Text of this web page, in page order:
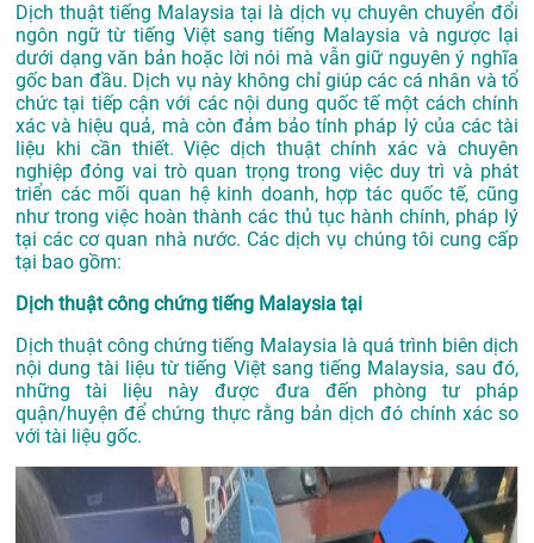
Dịch thuật tiếng Malaysia tại là dịch vụ chuyên chuyển đổi
ngôn ngữ từ tiếng Việt sang tiếng Malaysia và ngược lại
dưới dạng văn bản hoặc lời nói mà vẫn giữ nguyên ý nghĩa
gốc ban đầu. Dịch vụ này không chỉ giúp các cá nhân và tổ
chức tại tiếp cận với các nội dung quốc tế một cách chính
xác và hiệu quả, mà còn đảm bảo tính pháp lý của các tài
liệu khi cần thiết. Việc dịch thuật chính xác và chuyên
nghiệp đóng vai trò quan trọng trong việc duy trì và phát
triển các mối quan hệ kinh doanh, hợp tác quốc tế, cũng
như trong việc hoàn thành các thủ tục hành chính, pháp lý
tại các cơ quan nhà nước. Các dịch vụ chúng tôi cung cấp
tại bao gồm:
Dịch thuật công chứng tiếng Malaysia tại
Dịch thuật công chứng tiếng Malaysia là quá trình biên dịch
nội dung tài liệu từ tiếng Việt sang tiếng Malaysia, sau đó,
những tài liệu này được đưa đến phòng tư pháp
quận/huyện để chứng thực rằng bản dịch đó chính xác so
với tài liệu gốc.